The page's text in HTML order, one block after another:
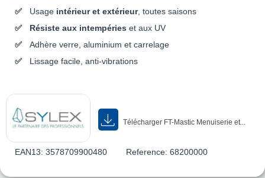
Usage intérieur et extérieur, toutes saisons
Résiste aux intempéries et aux UV
Adhère verre, aluminium et carrelage
Lissage facile, anti-vibrations
Télécharger FT-Mastic Menuiserie et...
EAN13: 3578709900480 Reference: 68200000